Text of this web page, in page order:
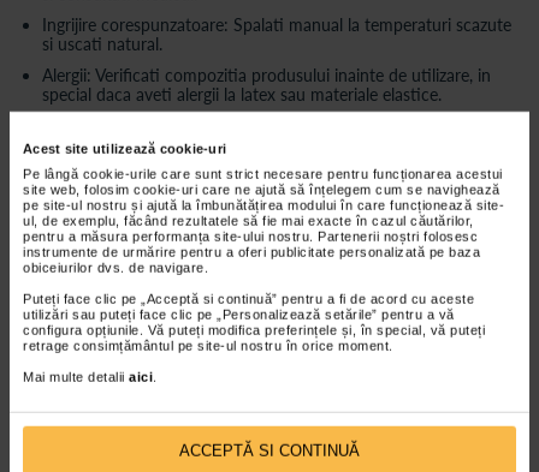
Acest site utilizează cookie-uri
Pe lângă cookie-urile care sunt strict necesare pentru funcționarea acestui
site web, folosim cookie-uri care ne ajută să înțelegem cum se navighează
pe site-ul nostru și ajută la îmbunătățirea modului în care funcționează site-
ul, de exemplu, făcând rezultatele să fie mai exacte în cazul căutărilor,
pentru a măsura performanța site-ului nostru. Partenerii noștri folosesc
instrumente de urmărire pentru a oferi publicitate personalizată pe baza
obiceiurilor dvs. de navigare.
Puteți face clic pe „Acceptă si continuă” pentru a fi de acord cu aceste
utilizări sau puteți face clic pe „Personalizează setările” pentru a vă
configura opțiunile. Vă puteți modifica preferințele și, în special, vă puteți
retrage consimțământul pe site-ul nostru în orice moment.
Mai multe detalii aici
ACCEPTĂ SI CONTINUĂ
Ingrijire corespunzatoare: Spalati manual la temperaturi scazute
si uscati natural.
Alergii: Verificati compozitia produsului inainte de utilizare, in
special daca aveti alergii la latex sau materiale elastice.
fara aviz medical.
Indicatii:
Intinderea muschilor gatului: Ajuta la relaxarea musculaturii
tensionate.
Fracturi ale gatului: Ofera imobilizare si sustinere in timpul
vindecarii.
Schimbari degenerative: Reduce durerea si disconfortul asociat
cu osteoartrita si hernia de disc cervicala.
Perioada postoperatorie: Accelereaza recuperarea dupa
Instructiuni de spalare: